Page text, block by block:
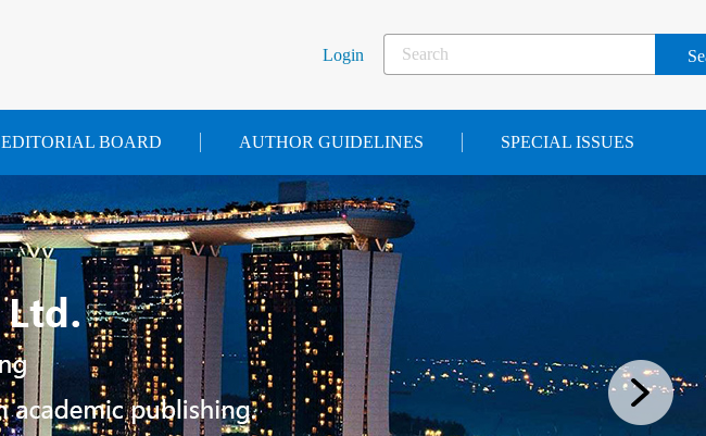
Login
EDITORIAL BOARD AUTHOR GUIDELINES SPECIAL ISSUES